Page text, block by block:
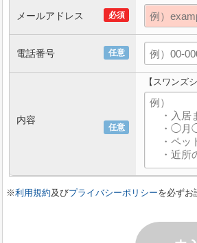
必須
メールアドレス
任意
電話番号
任意
内容
【スワンズ
※利用規約及びプライバシーポリシーを必ずお